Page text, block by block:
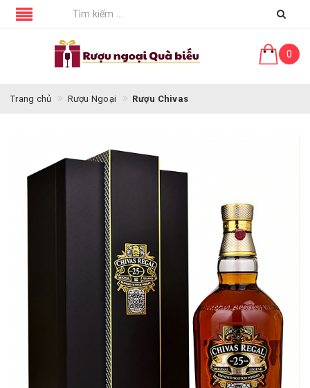
0
Trang chủ Rượu Ngoại Rượu Chivas